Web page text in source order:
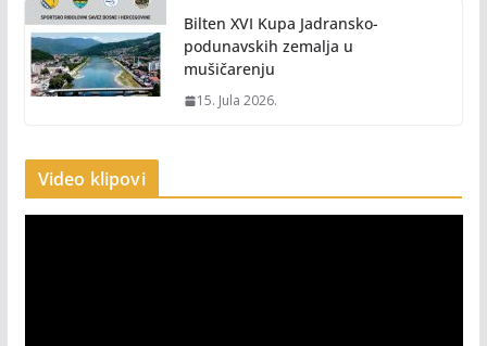
Bilten XVI Kupa Jadransko-
podunavskih zemalja u
mušičarenju
15. Jula 2026.
Video klipovi